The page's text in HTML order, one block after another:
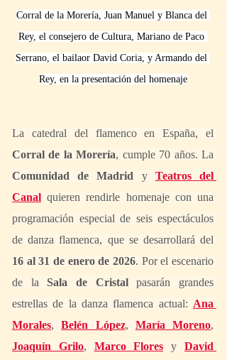
Corral de la Morería, Juan Manuel y Blanca del
Rey, el consejero de Cultura, Mariano de Paco
Serrano, el bailaor David Coria, y Armando del
Rey, en la presentación del homenaje
Corral de la Morería
Comunidad de Madrid y
Teatros del
Canal quieren rendirle homenaje con una
programación especial de seis espectáculos
16 al 31 de enero de 2026. Por el escenario
de la Sala de Cristal pasarán grandes
estrellas de la danza flamenca actual: Ana
Morales, Belén López, María Moreno
Joaquín Grilo, Marco Flores y David